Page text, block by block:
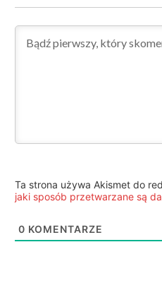
Ta strona używa Akismet do
jaki sposób przetwarzane są
0 KOMENTARZE